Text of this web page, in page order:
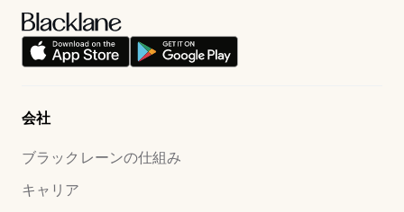
会社
ブラックレーンの仕組み
キャリア